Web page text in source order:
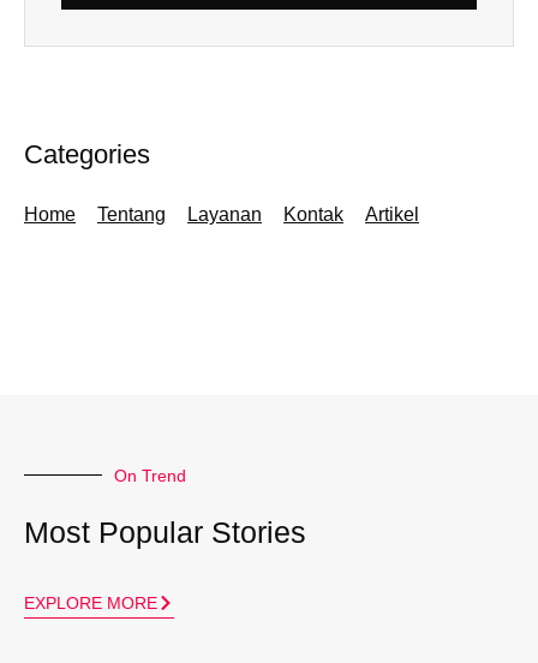
Categories
Home Tentang Layanan Kontak Artikel
On Trend
Most Popular Stories
EXPLORE MORE